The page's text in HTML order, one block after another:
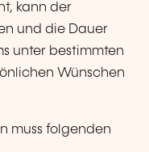
kann der
und die Dauer
unter bestimmten
Wünschen
muss folgenden